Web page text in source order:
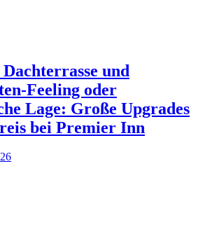
und
Feeling oder
Lage: Große Upgrades
bei Premier Inn